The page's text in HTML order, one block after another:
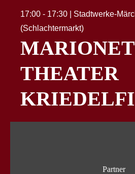
17:00 - 17:30 | Stadtwerke-
(Schlachtermarkt)
THEATER
Partner